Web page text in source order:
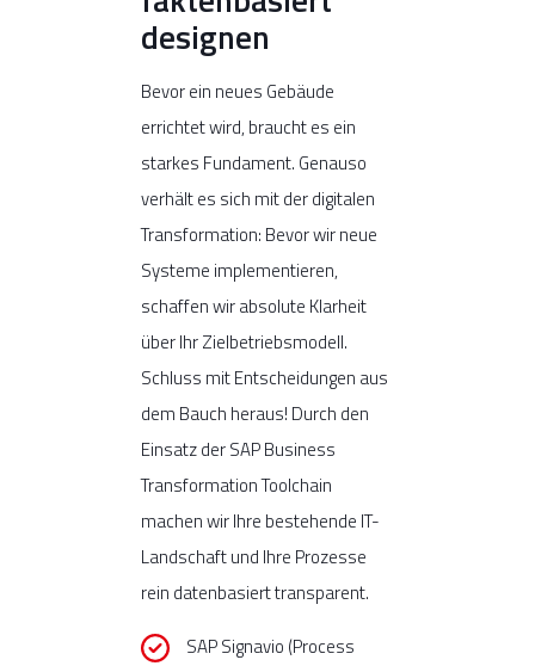
designen
Bevor ein neues Gebäude
errichtet wird, braucht es ein
starkes Fundament. Genauso
verhält es sich mit der digitalen
Transformation: Bevor wir neue
Systeme implementieren,
schaffen wir absolute Klarheit
über Ihr Zielbetriebsmodell.
Schluss mit Entscheidungen aus
dem Bauch heraus! Durch den
Einsatz der SAP Business
Transformation Toolchain
machen wir Ihre bestehende IT-
Landschaft und Ihre Prozesse
rein datenbasiert transparent.
SAP Signavio (Process